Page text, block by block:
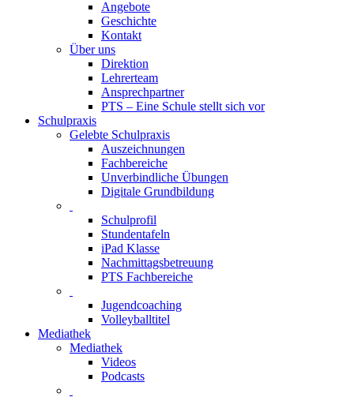
Angebote
Geschichte
Kontakt
Über uns
Direktion
Lehrerteam
Ansprechpartner
PTS – Eine Schule stellt sich vor
Schulpraxis
Gelebte Schulpraxis
Auszeichnungen
Fachbereiche
Unverbindliche Übungen
Digitale Grundbildung
Schulprofil
Stundentafeln
iPad Klasse
Nachmittagsbetreuung
PTS Fachbereiche
Jugendcoaching
Volleyballtitel
Mediathek
Mediathek
Videos
Podcasts